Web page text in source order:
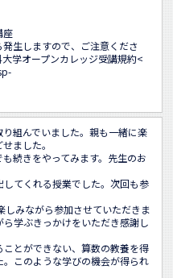
座
生しますので、ご注意くださ
学オープンカレッジ受講規約<
り組んでいました。親も一緒に楽
ました。
も続きをやってみます。先生のお
してくれる授業でした。次回も参
しみながら参加させていただきま
ら学ぶきっかけをいただき感謝し
ことができない、算数の教養を得
。このような学びの機会が得られ